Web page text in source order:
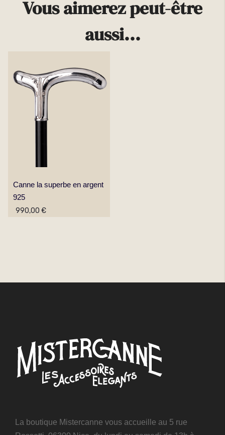
Vous aimerez peut-être
aussi...
Canne la superbe en argent
925
990,00 €
La boutique Mistercanne vous accueille au 5 rue